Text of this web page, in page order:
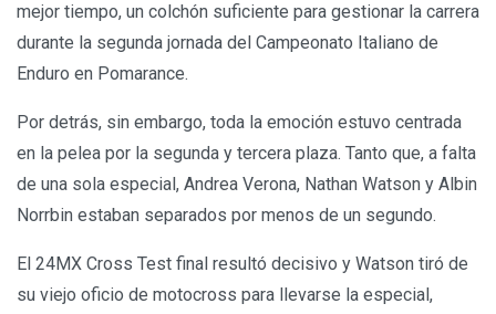
mejor tiempo, un colchón suficiente para gestionar la carrera
durante la segunda jornada del Campeonato Italiano de
Enduro en Pomarance.
Por detrás, sin embargo, toda la emoción estuvo centrada
en la pelea por la segunda y tercera plaza. Tanto que, a falta
de una sola especial, Andrea Verona, Nathan Watson y Albin
Norrbin estaban separados por menos de un segundo.
El 24MX Cross Test final resultó decisivo y Watson tiró de
su viejo oficio de motocross para llevarse la especial,